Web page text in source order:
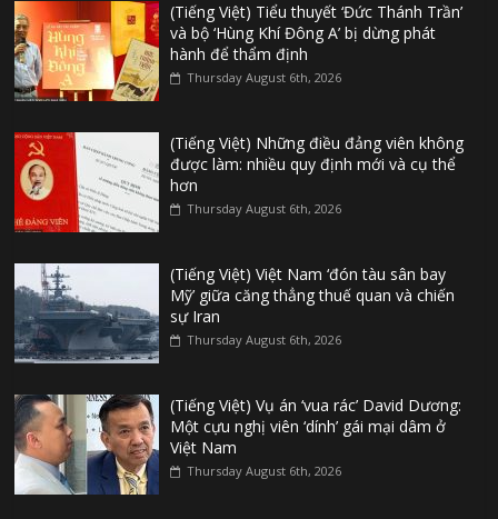
(Tiếng Việt) Tiểu thuyết ‘Đức Thánh Trần’
và bộ ‘Hùng Khí Đông A’ bị dừng phát
hành để thẩm định
Thursday August 6th, 2026
(Tiếng Việt) Những điều đảng viên không
được làm: nhiều quy định mới và cụ thể
hơn
Thursday August 6th, 2026
(Tiếng Việt) Việt Nam ‘đón tàu sân bay
Mỹ’ giữa căng thẳng thuế quan và chiến
sự Iran
Thursday August 6th, 2026
(Tiếng Việt) Vụ án ‘vua rác’ David Dương:
Một cựu nghị viên ‘dính’ gái mại dâm ở
Việt Nam
Thursday August 6th, 2026